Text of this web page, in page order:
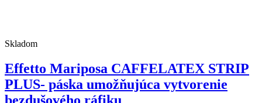
Skladom
Effetto Mariposa CAFFELATEX STRIP
PLUS- páska umožňujúca vytvorenie
bezdušového ráfiku